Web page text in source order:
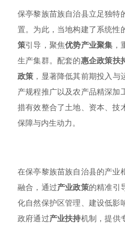
保亭黎族苗族自治县立足独特
置。为此，当地构建了系统性
策引导，聚焦优势产业聚集
生产集群。配套的惠企政策扶
政策 ，显著降低其前期投入
产规程推广以及农产品精深
措有效整合了土地、资本、技
保障与内生动力。
在保亭黎族苗族自治县的产业
融合，通过产业政策的精准引
化自然保护区管理、建设低影
政府通过产业扶持机制，提供